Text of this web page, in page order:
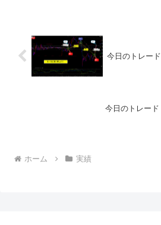
今日のトレード
今日のトレード
ホーム 実績